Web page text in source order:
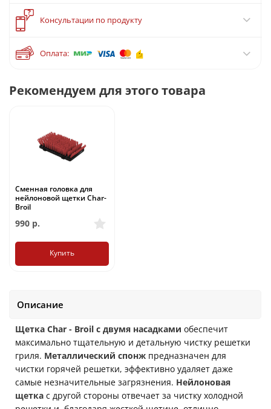
?
Консультации по продукту
Оплата:
Рекомендуем для этого товара
Сменная головка для
нейлоновой щетки Char-
Broil
990 р.
Купить
Описание
Щетка Char - Broil с двумя насадками обеспечит
максимально тщательную и детальную чистку решетки
гриля. Металлический спонж предназначен для
чистки горячей решетки, эффективно удаляет даже
самые незначительные загрязнения. Нейлоновая
щетка с другой стороны отвечает за чистку холодной